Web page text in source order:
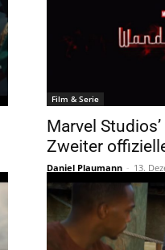
Film & Serie
Marvel
Zweiter
Daniel Plaumann - 13.